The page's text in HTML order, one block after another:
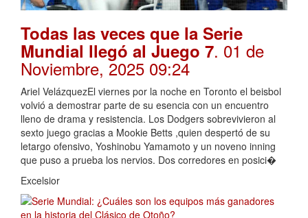
Todas las veces que la Serie
Mundial llegó al Juego 7. 01 de
Noviembre, 2025 09:24
Ariel VelázquezEl viernes por la noche en Toronto el beisbol
volvió a demostrar parte de su esencia con un encuentro
lleno de drama y resistencia. Los Dodgers sobrevivieron al
sexto juego gracias a Mookie Betts ,quien despertó de su
letargo ofensivo, Yoshinobu Yamamoto y un noveno inning
que puso a prueba los nervios. Dos corredores en posici�
Excelsior